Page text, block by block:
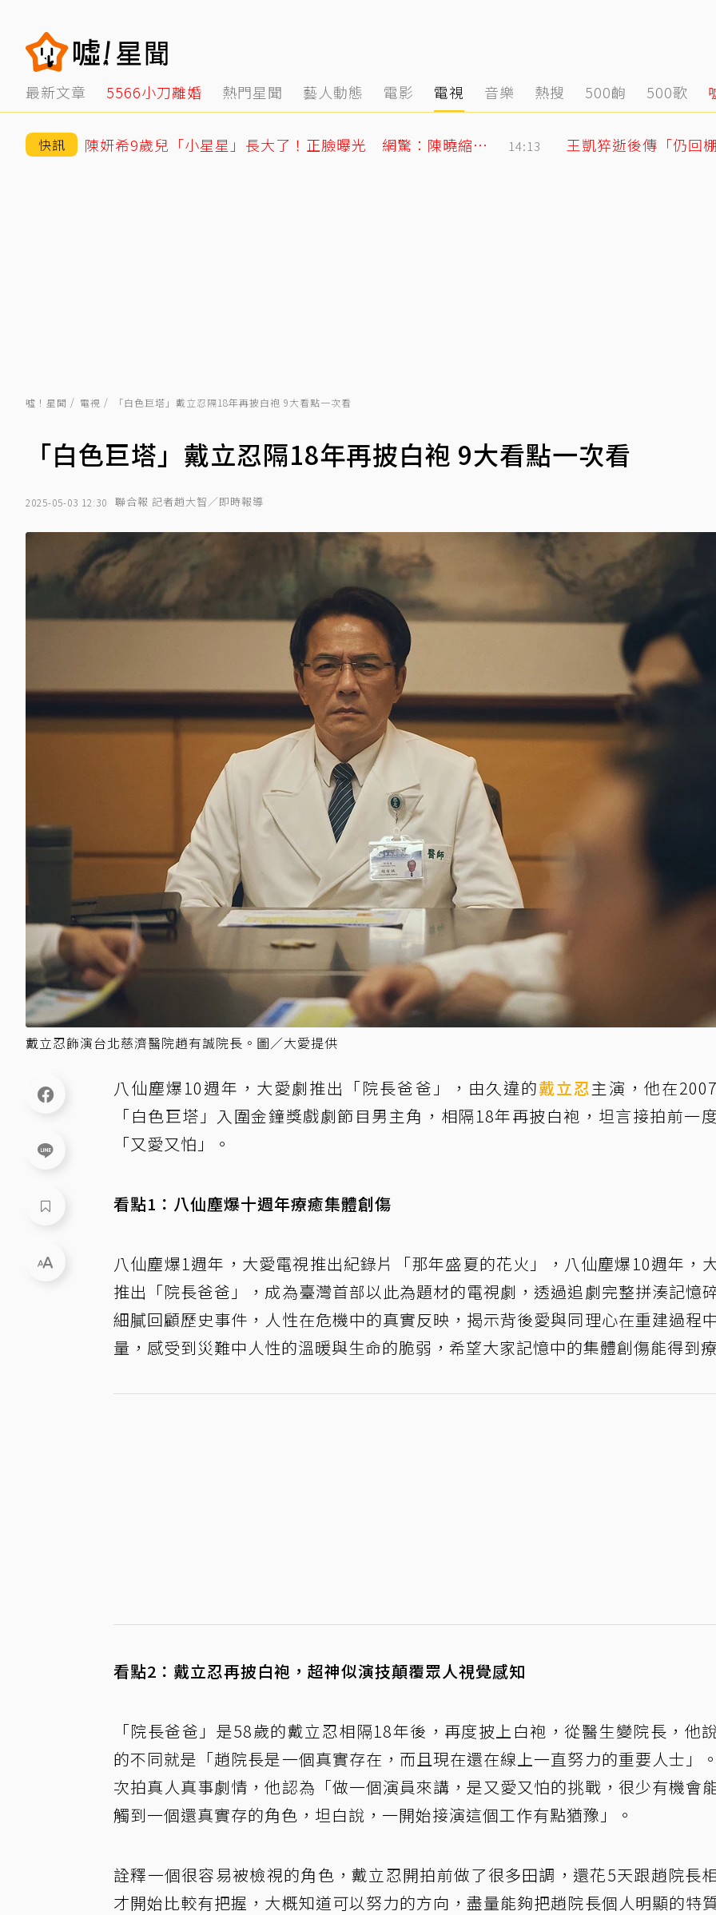
最新文章 5566小刀離婚 熱門星聞 藝人動態 電影 電視 音樂 熱搜 500齣 500歌
快訊 陳妍希9歲兒「小星星」長大了！正臉曝光 網驚：陳曉縮小版 14:13 王凱猝逝後傳「仍回
噓！星聞 電視 「白色巨塔」戴立忍隔18年再披白袍 9大看點一次看
「白色巨塔」戴立忍隔18年再披白袍 9大看點一次看
2025-05-03 12:30 聯合報 記者趙大智／即時報導
戴立忍飾演台北慈濟醫院趙有誠院長。圖／大愛提供
八仙塵爆10週年，大愛劇推出「院長爸爸」，由久違的戴立忍主演，他在
「白色巨塔」入圍金鐘獎戲劇節目男主角，相隔18年再披白袍，坦言接拍前一
「又愛又怕」。
看點1：八仙塵爆十週年療癒集體創傷
八仙塵爆1週年，大愛電視推出紀錄片「那年盛夏的花火」，八仙塵爆10週年，
推出「院長爸爸」，成為臺灣首部以此為題材的電視劇，透過追劇完整拼湊記憶
細膩回顧歷史事件，人性在危機中的真實反映，揭示背後愛與同理心在重建過程
量，感受到災難中人性的溫暖與生命的脆弱，希望大家記憶中的集體創傷能得到
看點2：戴立忍再披白袍，超神似演技顛覆眾人視覺感知
「院長爸爸」是58歲的戴立忍相隔18年後，再度披上白袍，從醫生變院長，他
的不同就是「趙院長是一個真實存在，而且現在還在線上一直努力的重要人士」
次拍真人真事劇情，他認為「做一個演員來講，是又愛又怕的挑戰，很少有機會
觸到一個還真實存的角色，坦白說，一開始接演這個工作有點猶豫」。
詮釋一個很容易被檢視的角色，戴立忍開拍前做了很多田調，還花5天跟趙院長
才開始比較有把握，大概知道可以努力的方向，盡量能夠把趙院長個人明顯的特